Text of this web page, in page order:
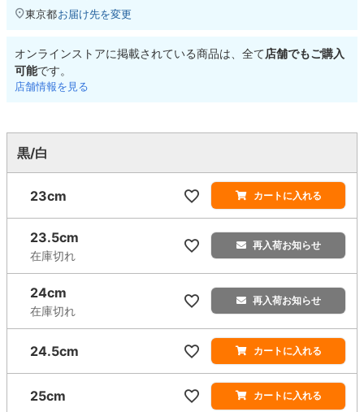
東京都お届け先を変更
オンラインストアに掲載されている商品は、全て店舗でもご購入
可能です。
店舗情報を見る
黒/白
23cm カートに入れる
23.5cm
在庫切れ
再入荷お知らせ
24cm
在庫切れ
再入荷お知らせ
24.5cm カートに入れる
25cm カートに入れる